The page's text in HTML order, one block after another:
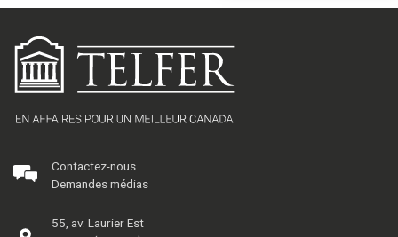
Contactez-nous
Demandes médias
55, av. Laurier Est